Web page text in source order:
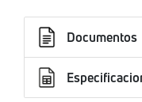
Documentos